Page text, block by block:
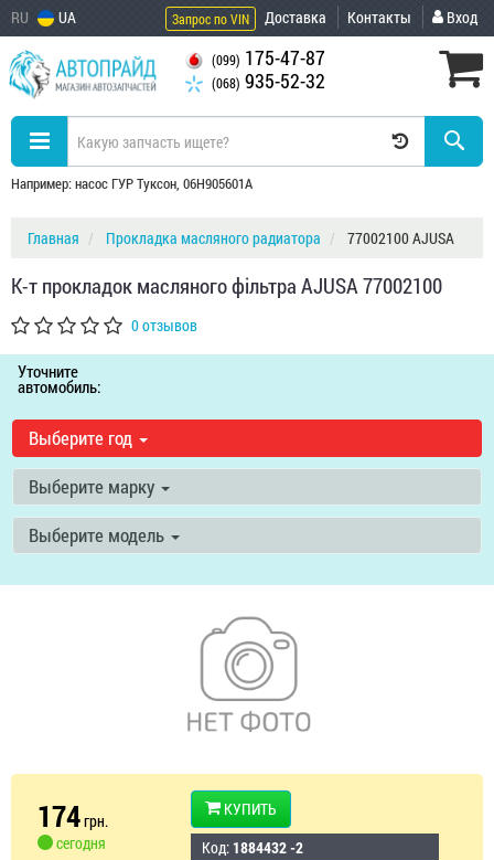
RU UA Запрос по VIN Доставка Контакты Вход
(099) 175-47-87
(068) 935-52-32
Например: насос ГУР Туксон, 06H905601A
Главная Прокладка масляного радиатора 77002100 AJUSA
К-т прокладок масляного фiльтра AJUSA 77002100
0 отзывов
Уточните
автомобиль:
Выберите год
Выберите марку
Выберите модель
174грн.
сегодня
КУПИТЬ
Код: 1884432 -2